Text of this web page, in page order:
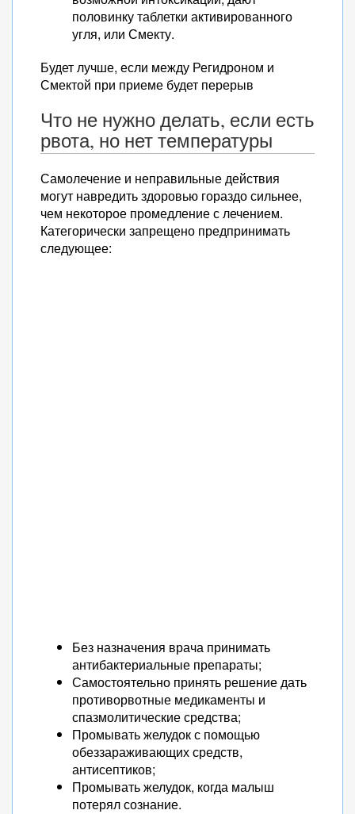
половинку таблетки активированного
угля, или Смекту.
Будет лучше, если между Регидроном и
Смектой при приеме будет перерыв
Что не нужно делать, если есть
рвота, но нет температуры
Самолечение и неправильные действия
могут навредить здоровью гораздо сильнее,
чем некоторое промедление с лечением.
Категорически запрещено предпринимать
следующее:
Без назначения врача принимать
антибактериальные препараты;
Самостоятельно принять решение дать
противорвотные медикаменты и
спазмолитические средства;
Промывать желудок с помощью
обеззараживающих средств,
антисептиков;
Промывать желудок, когда малыш
потерял сознание.